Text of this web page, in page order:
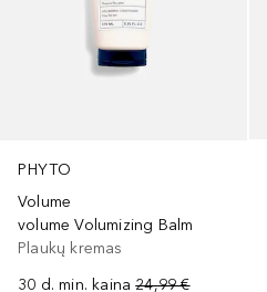
PHYTO
Volume
volume Volumizing Balm
Plaukų kremas
30 d. min. kaina 24,99 €